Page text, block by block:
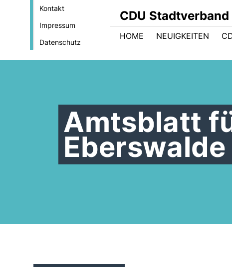
Kontakt
Impressum
Datenschutz
CDU
HOME NEUIGKEITEN
Amtsblatt